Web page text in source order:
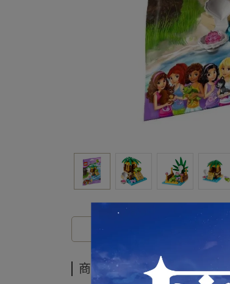
商品介紹